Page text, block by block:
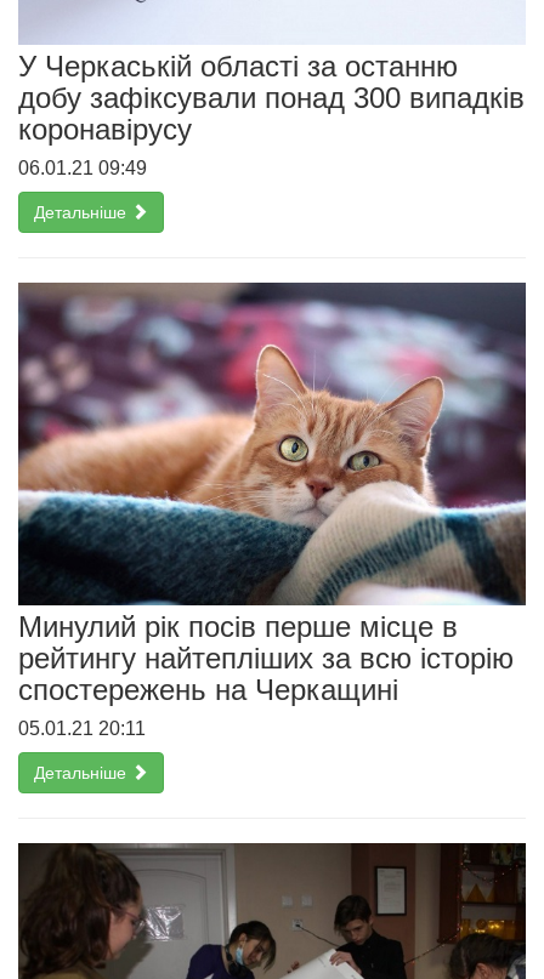
У Черкаській області за останню
добу зафіксували понад 300 випадків
коронавірусу
06.01.21 09:49
Детальніше
Минулий рік посів перше місце в
рейтингу найтепліших за всю історію
спостережень на Черкащині
05.01.21 20:11
Детальніше